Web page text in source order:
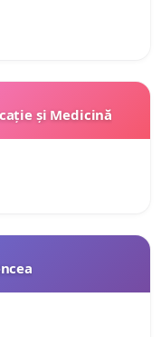
și Medicină